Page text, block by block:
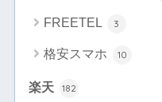
FREETEL 3
格安スマホ 10
楽天 182